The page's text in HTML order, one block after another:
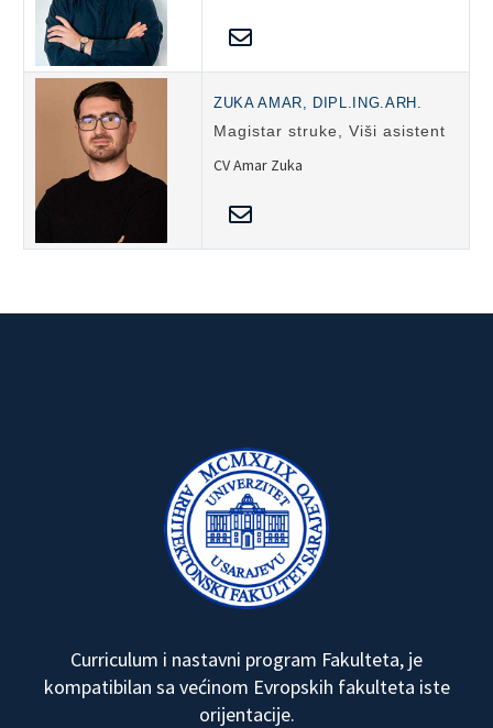
ZUKA AMAR, DIPL.ING.ARH.
Magistar struke, Viši asistent
CV Amar Zuka
Curriculum i nastavni program Fakulteta, je
kompatibilan sa većinom Evropskih fakulteta iste
orijentacije.